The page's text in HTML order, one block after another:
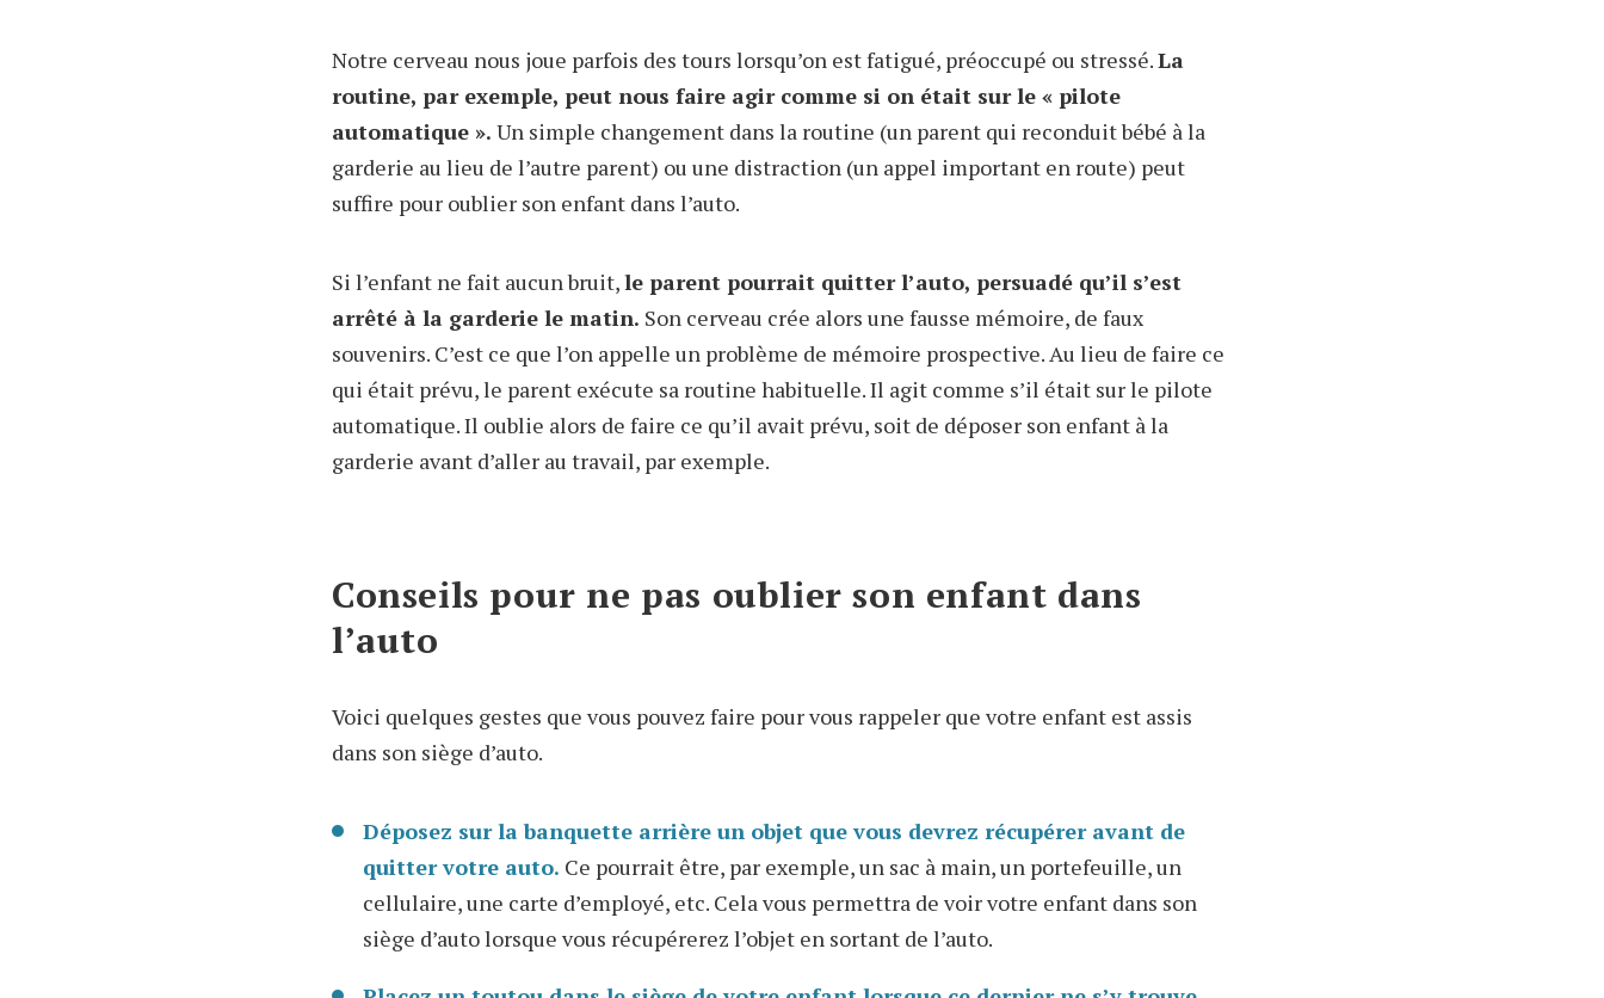
Notre cerveau nous joue parfois des tours lorsqu’on est fatigué, préoccupé ou stressé.La
routine, par exemple, peut nous faire agir comme si on était sur le « pilote
automatique ». Un simple changement dans la routine (un parent qui reconduit bébé à la
garderie au lieu de l’autre parent) ou une distraction (un appel important en route) peut
suffire pour oublier son enfant dans l’auto.
Si l’enfant ne fait aucun bruit,le parent pourrait quitter l’auto, persuadé qu’il s’est
arrêté à la garderie le matin. Son cerveau crée alors une fausse mémoire, de faux
souvenirs. C’est ce que l’on appelle un problème de mémoire prospective. Au lieu de faire ce
qui était prévu, le parent exécute sa routine habituelle. Il agit comme s’il était sur le pilote
automatique. Il oublie alors de faire ce qu’il avait prévu, soit de déposer son enfant à la
garderie avant d’aller au travail, par exemple.
Conseils pour ne pas oublier son enfant dans
l’auto
Voici quelques gestes que vous pouvez faire pour vous rappeler que votre enfant est assis
dans son siège d’auto.
Déposez sur la banquette arrière un objet que vous devrez récupérer avant de
quitter votre auto. Ce pourrait être, par exemple, un sac à main, un portefeuille, un
cellulaire, une carte d’employé, etc. Cela vous permettra de voir votre enfant dans son
siège d’auto lorsque vous récupérerez l’objet en sortant de l’auto.